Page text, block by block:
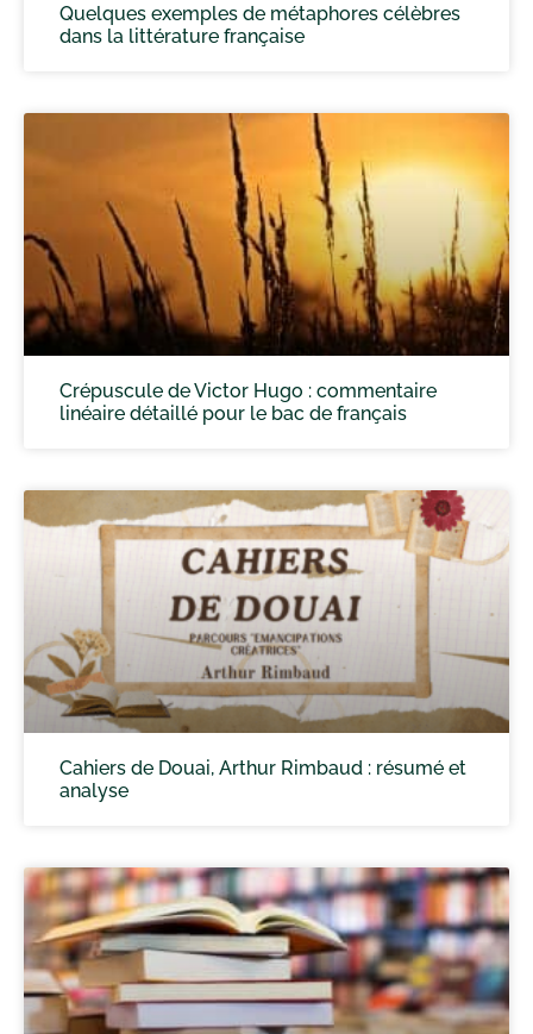
Quelques exemples de métaphores célèbres
dans la littérature française
Crépuscule de Victor Hugo : commentaire
linéaire détaillé pour le bac de français
Cahiers de Douai, Arthur Rimbaud : résumé et
analyse